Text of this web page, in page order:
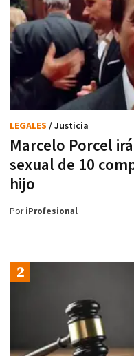
Marcelo Porcel
sexual de 10
hijo
LEGALES / Justicia
PoriProfesional